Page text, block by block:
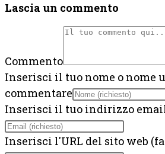
Lascia un commento
Commento
Inserisci il tuo nome o nome
commentare
Inserisci il tuo indirizzo
Inserisci l'URL del sito web